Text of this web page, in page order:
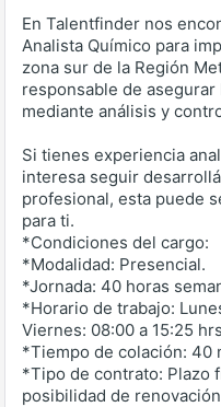
En Talentfinder nos
Analista Químico para
zona sur de la Región
responsable de
mediante análisis y
Si tienes experiencia
interesa seguir
profesional, esta puede
para ti.
*Condiciones del cargo:
*Modalidad: Presencial.
*Jornada: 40 horas
*Horario de trabajo:
Viernes: 08:00 a 15:25 hrs
*Tiempo de colación: 40
*Tipo de contrato: Plazo
posibilidad de